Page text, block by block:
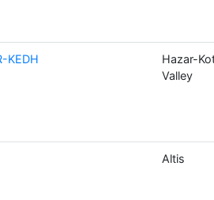
KEDH
Hazar-
Valley
Altis